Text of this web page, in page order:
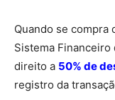
Quando se compra
Sistema Financeiro
direito a 50% de
registro da